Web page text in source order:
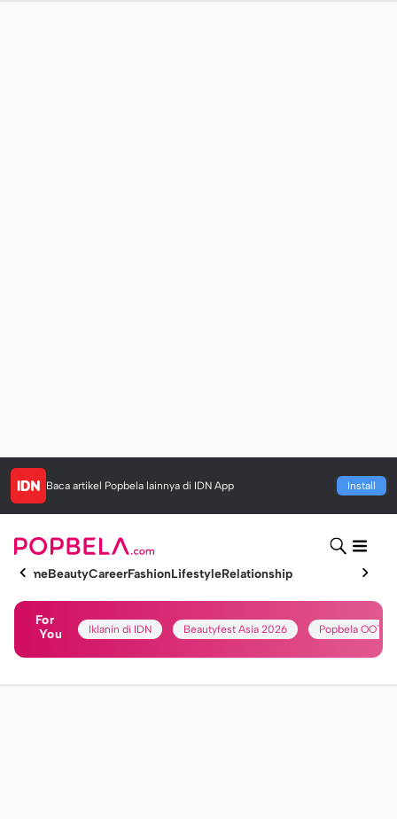
Baca artikel Popbela lainnya di IDN App Install
HomeBeautyCareerFashionLifestyleRelationship
For
You
Iklanin di IDN Beautyfest Asia 2026 Popbela OOTD